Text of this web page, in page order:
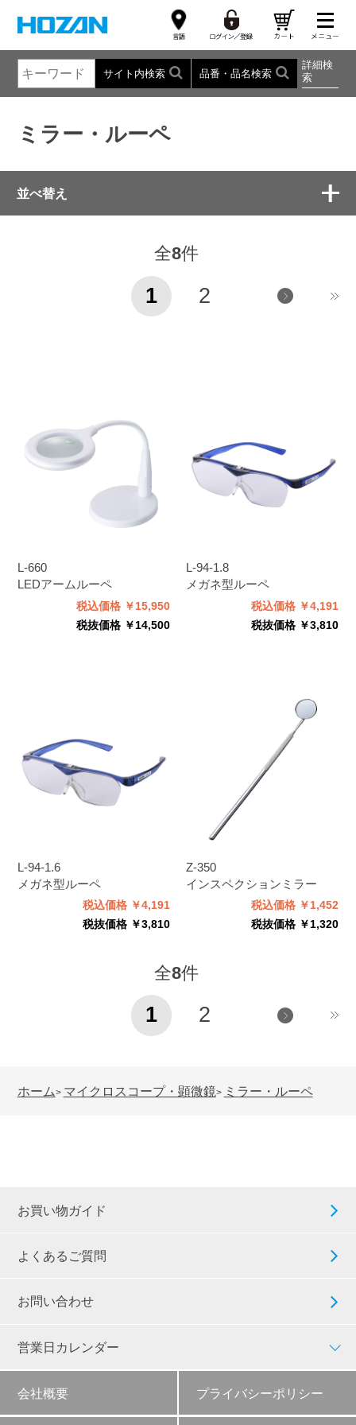
サイト内検索 品番・品名検索
詳細検
索
ミラー・ルーペ
並べ替え
全8件
1 2
L-660
LEDアームルーペ
税込価格 ￥15,950
税抜価格 ￥14,500
L-94-1.8
メガネ型ルーペ
税込価格 ￥4,191
税抜価格 ￥3,810
L-94-1.6
メガネ型ルーペ
税込価格 ￥4,191
税抜価格 ￥3,810
Z-350
インスペクションミラー
税込価格 ￥1,452
税抜価格 ￥1,320
全8件
1 2
ホーム> マイクロスコープ・顕微鏡> ミラー・ルーペ
お買い物ガイド
よくあるご質問
お問い合わせ
営業日カレンダー
会社概要 プライバシーポリシー